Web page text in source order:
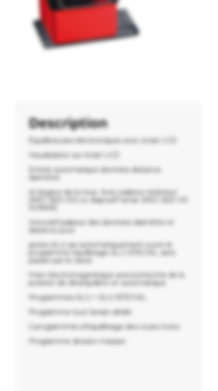
Description
Équilibreuses électroniques avec écran LCD
Visualisation sur écran LCD
Entrée automatique données distance,
diamètre
et largeur de la roue. Avec palpeur extérieur
(MEC 820 VD) ou dispositf sonar (MEC 820 VD
Innovatif palpeur des données diamêtre et
jantes ALU qui automatiquement ouvre le
programme equilibrage ALU SPECIAL sans
Frein électromagnétique avecrecherche de la
position de déséquilibre en automatique
Programmes ALU + ALU SPECIAL.
Programme tout terrain dédié.
2 programmes d’équilibrage des roues moto.
Programme division masses.